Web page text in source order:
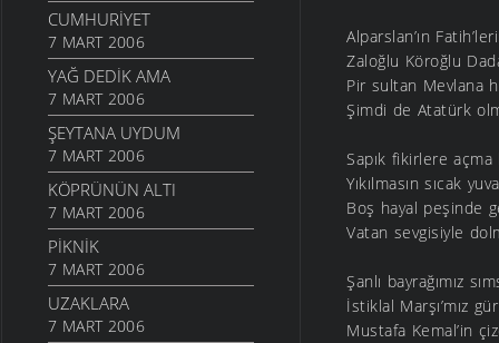
CUMHURIYET
7 MART 2006
YAĞ DEDIK AMA
7 MART 2006
ŞEYTANA UYDUM
7 MART 2006
KÖPRÜNÜN ALTI
7 MART 2006
PIKNIK
7 MART 2006
UZAKLARA
7 MART 2006
Alparslan’ın
Zaloğlu Köroğlu
Pir sultan Mevlana
Şimdi de Atatürk
Sapık fikirlere açma
Yıkılmasın sıcak
Boş hayal peşinde
Vatan sevgisiyle
Şanlı bayrağımız
İstiklal Marşı’mız
Mustafa Kemal’in